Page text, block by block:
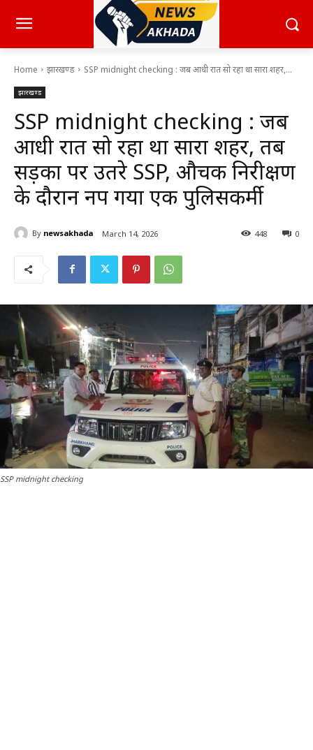
Home झारखण्ड SSP midnight checking : जब आधी रात सो रहा था सारा शहर,...
झारखण्ड
SSP midnight checking : जब
आधी रात सो रहा था सारा शहर, तब
सड़कों पर उतरे SSP, औचक निरीक्षण
के दौरान नप गया एक पुलिसकर्मी
By newsakhada March 14, 2026 0
448
SSP midnight checking